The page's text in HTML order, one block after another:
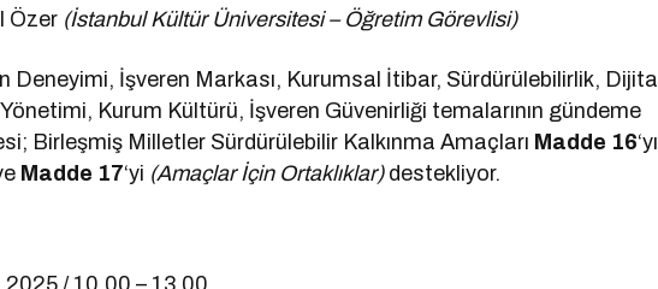
Özer (İstanbul Kültür Üniversitesi – Öğretim Görevlisi)
Deneyimi, İşveren Markası, Kurumsal İtibar, Sürdürülebilirlik, Dijital
Kurum Kültürü, İşveren Güvenirliği temalarının gündeme
Birleşmiş Milletler Sürdürülebilir Kalkınma Amaçları Madde 16‘yı
Madde 17‘yi (Amaçlar İçin Ortaklıklar) destekliyor.
2025 / 10.00 – 13.00